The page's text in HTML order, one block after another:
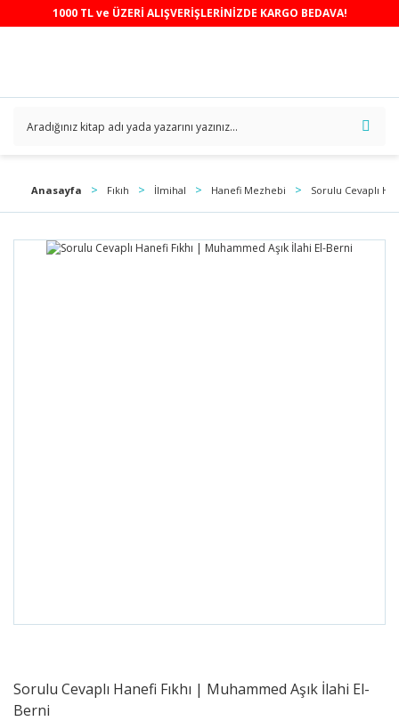
1000 TL ve ÜZERİ ALIŞVERİŞLERİNİZDE KARGO BEDAVA!
Anasayfa Fıkıh İlmihal Hanefi Mezhebi Sorulu Cevaplı
Sorulu Cevaplı Hanefi Fıkhı | Muhammed Aşık İlahi El-
Berni